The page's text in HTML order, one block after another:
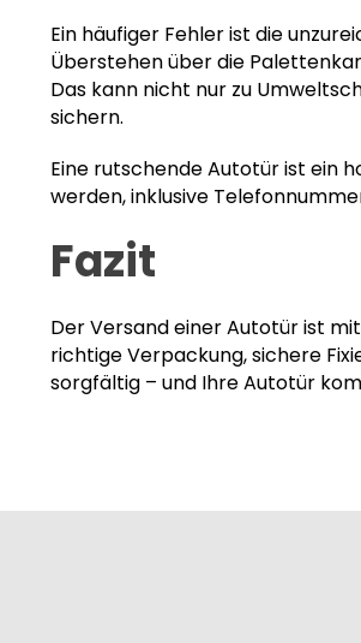
Ein häufiger Fehler ist die
Überstehen über die
Das kann nicht nur zu
sichern.
Eine rutschende Autotür ist ein
werden, inklusive
Fazit
Der Versand einer Autotür ist
richtige Verpackung, sichere
sorgfältig – und Ihre Autotür